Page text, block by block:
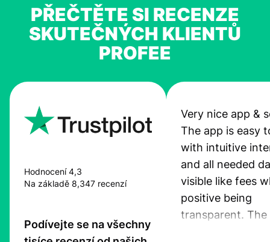
PŘEČTĚTE SI RECENZE
SKUTEČNÝCH KLIENTŮ
PROFEE
Hodnocení 4,3
Na základě 8,347 recenzí
Podívejte se na všechny
Very nice app &
The app is easy
with intuitive
and all needed
visible like fees
positive being
transparent. The